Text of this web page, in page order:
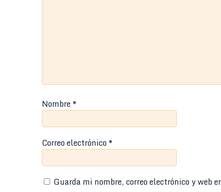
Nombre*
Correo electrónico*
Guarda mi nombre, correo electrónico y web